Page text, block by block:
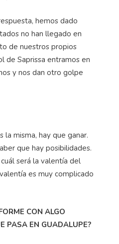
hemos dado
no han llegado en
de nuestros propios
de Saprissa entramos en
y nos dan otro golpe
la misma, hay que ganar.
que hay posibilidades.
será la valentía del
es muy complicado
CON ALGO
PASA EN GUADALUPE?